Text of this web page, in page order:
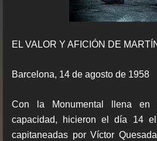
EL VALOR Y AFICIÓN DE
Barcelona, 14 de agosto de 1958
Con la Monumental llena en
capacidad, hicieron el día 14
capitaneadas por Víctor